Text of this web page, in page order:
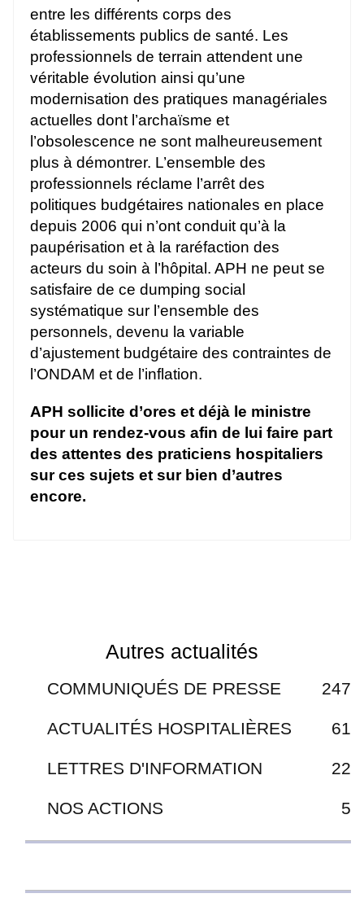
entre les différents corps des
établissements publics de santé. Les
professionnels de terrain attendent une
véritable évolution ainsi qu’une
modernisation des pratiques managériales
actuelles dont l’archaïsme et
l’obsolescence ne sont malheureusement
plus à démontrer. L’ensemble des
professionnels réclame l’arrêt des
politiques budgétaires nationales en place
depuis 2006 qui n’ont conduit qu’à la
paupérisation et à la raréfaction des
acteurs du soin à l’hôpital. APH ne peut se
satisfaire de ce dumping social
systématique sur l’ensemble des
personnels, devenu la variable
d’ajustement budgétaire des contraintes de
l’ONDAM et de l’inflation.
APH sollicite d’ores et déjà le ministre
pour un rendez-vous afin de lui faire part
des attentes des praticiens hospitaliers
sur ces sujets et sur bien d’autres
encore.
Autres actualités
COMMUNIQUÉS DE PRESSE 247
ACTUALITÉS HOSPITALIÈRES 61
LETTRES D'INFORMATION 22
NOS ACTIONS 5